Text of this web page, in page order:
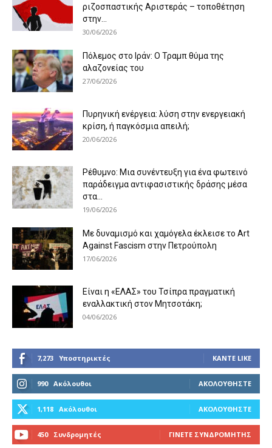
ριζοσπαστικής Αριστεράς – τοποθέτηση
στην...
30/06/2026
Πόλεμος στο Ιράν: Ο Τραμπ θύμα της
αλαζονείας του
27/06/2026
Πυρηνική ενέργεια: λύση στην ενεργειακή
κρίση, ή παγκόσμια απειλή;
20/06/2026
Ρέθυμνο: Μια συνέντευξη για ένα φωτεινό
παράδειγμα αντιφασιστικής δράσης μέσα
στα...
19/06/2026
Με δυναμισμό και χαμόγελα έκλεισε το Art
Against Fascism στην Πετρούπολη
17/06/2026
Είναι η «ΕΛΑΣ» του Τσίπρα πραγματική
εναλλακτική στον Μητσοτάκη;
04/06/2026
7,273 Υποστηρικτές ΚΆΝΤΕ LIKE
990 Ακόλουθοι ΑΚΟΛΟΥΘΉΣΤΕ
1,118 Ακόλουθοι ΑΚΟΛΟΥΘΉΣΤΕ
450 Συνδρομητές ΓΊΝΕΤΕ ΣΥΝΔΡΟΜΗΤΉΣ